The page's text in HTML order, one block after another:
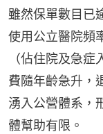
雖然保單數目已
使用公立醫院頻
（佔住院及急
費隨年齡急升，
湧入公營體系，
體幫助有限。